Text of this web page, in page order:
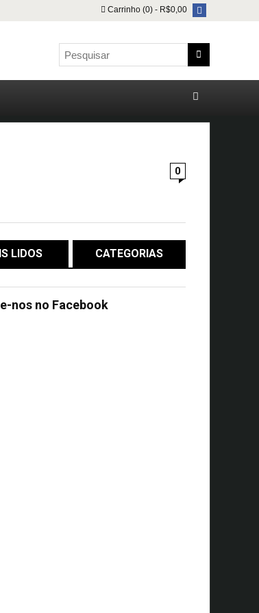
Carrinho (0) - R$0,00
0
LIDOS CATEGORIAS
nos no Facebook